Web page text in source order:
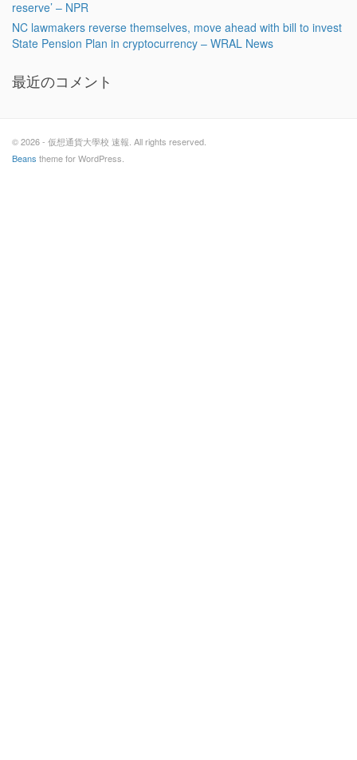
reserve’ – NPR
NC lawmakers reverse themselves, move ahead with bill to invest
State Pension Plan in cryptocurrency – WRAL News
最近のコメント
© 2026 - 仮想通貨大學校 速報. All rights reserved.
Beans theme for WordPress.